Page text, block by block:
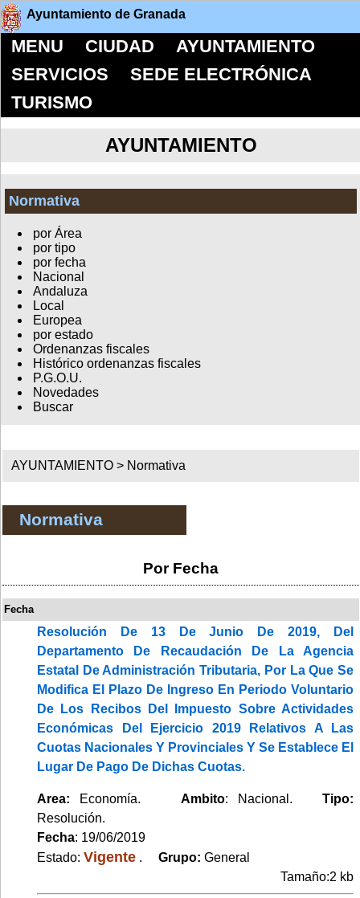
Ayuntamiento de Granada
MENU CIUDAD
AYUNTAMIENTO
SERVICIOS
SEDE ELECTRÓNICA
TURISMO
AYUNTAMIENTO
Normativa
por Área
por tipo
por fecha
Nacional
Andaluza
Local
Europea
por estado
Ordenanzas fiscales
Histórico ordenanzas fiscales
P.G.O.U.
Novedades
Buscar
AYUNTAMIENTO > Normativa
Normativa
Por Fecha
Fecha
Resolución De 13 De Junio De 2019, Del
Departamento De Recaudación De La Agencia
Estatal De Administración Tributaria, Por La Que Se
Modifica El Plazo De Ingreso En Periodo Voluntario
De Los Recibos Del Impuesto Sobre Actividades
Económicas Del Ejercicio 2019 Relativos A Las
Cuotas Nacionales Y Provinciales Y Se Establece El
Lugar De Pago De Dichas Cuotas.
Area: Economía. Ambito: Nacional.Tipo:
Resolución.
Fecha: 19/06/2019
Estado: Vigente . Grupo: General
Tamaño:2 kb